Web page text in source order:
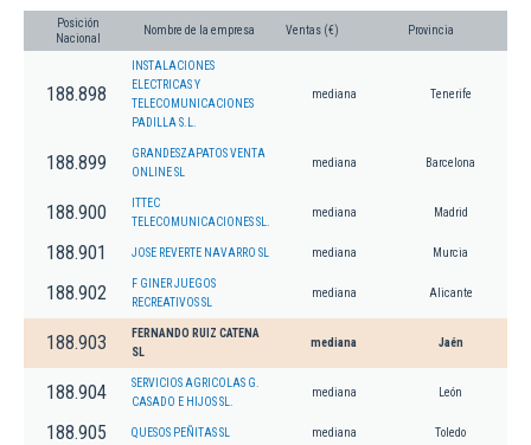
Posición
Nacional
Nombre de la empresa Ventas (€) Provincia
188.898
INSTALACIONES
ELECTRICAS Y
TELECOMUNICACIONES
PADILLA S.L.
mediana Tenerife
188.899
GRANDESZAPATOS VENTA
ONLINE SL
mediana Barcelona
188.900
ITTEC
TELECOMUNICACIONES SL.
mediana Madrid
188.901 JOSE REVERTE NAVARRO SL mediana Murcia
188.902
F GINER JUEGOS
RECREATIVOS SL
mediana Alicante
188.903
FERNANDO RUIZ CATENA
SL
mediana Jaén
188.904
SERVICIOS AGRICOLAS G.
CASADO E HIJOS SL.
mediana León
188.905 QUESOS PEÑITAS SL mediana Toledo